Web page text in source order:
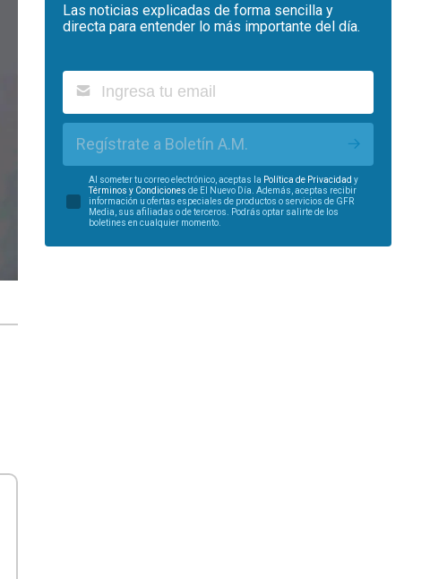
Las noticias explicadas de forma sencilla y
directa para entender lo más importante del día.
Regístrate a Boletín A.M.
Al someter tu correo electrónico, aceptas la Política de Privacidad y
Términos y Condiciones de El Nuevo Día. Además, aceptas recibir
información u ofertas especiales de productos o servicios de GFR
Media, sus afiliadas o de terceros. Podrás optar salirte de los
boletines en cualquier momento.